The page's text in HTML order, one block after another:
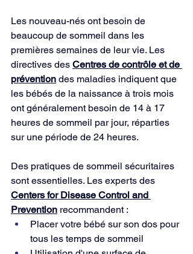
Les nouveau-nés ont besoin de
beaucoup de sommeil dans les
premières semaines de leur vie. Les
directives des Centres de contrôle et de
prévention des maladies indiquent que
les bébés de la naissance à trois mois
ont généralement besoin de 14 à 17
heures de sommeil par jour, réparties
sur une période de 24 heures.
Des pratiques de sommeil sécuritaires
sont essentielles. Les experts des
Centers for Disease Control and
Prevention recommandent :
Placer votre bébé sur son dos pour
tous les temps de sommeil